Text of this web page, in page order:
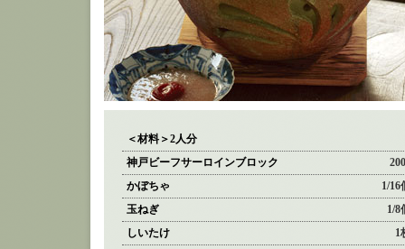
＜材料＞2人分
神戸ビーフサーロインブロック
かぼちゃ
1/16
玉ねぎ
1/8
しいたけ
1